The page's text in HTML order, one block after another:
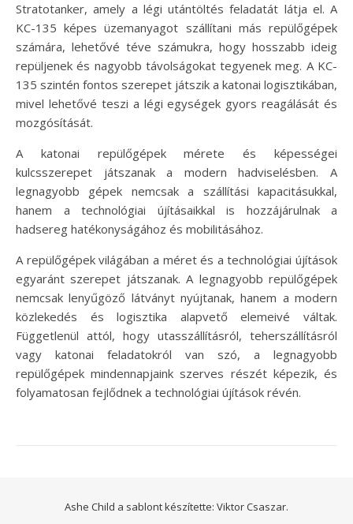
Stratotanker, amely a légi utántöltés feladatát látja el. A
KC-135 képes üzemanyagot szállítani más repülőgépek
számára, lehetővé téve számukra, hogy hosszabb ideig
repüljenek és nagyobb távolságokat tegyenek meg. A KC-
135 szintén fontos szerepet játszik a katonai logisztikában,
mivel lehetővé teszi a légi egységek gyors reagálását és
mozgósítását.
A katonai repülőgépek mérete és képességei
kulcsszerepet játszanak a modern hadviselésben. A
legnagyobb gépek nemcsak a szállítási kapacitásukkal,
hanem a technológiai újításaikkal is hozzájárulnak a
hadsereg hatékonyságához és mobilitásához.
A repülőgépek világában a méret és a technológiai újítások
egyaránt szerepet játszanak. A legnagyobb repülőgépek
nemcsak lenyűgöző látványt nyújtanak, hanem a modern
közlekedés és logisztika alapvető elemeivé váltak.
Függetlenül attól, hogy utasszállításról, teherszállításról
vagy katonai feladatokról van szó, a legnagyobb
repülőgépek mindennapjaink szerves részét képezik, és
folyamatosan fejlődnek a technológiai újítások révén.
Ashe Child a sablont készítette: Viktor Csaszar.